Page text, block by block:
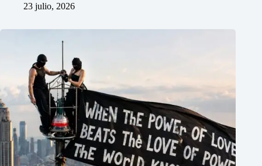
23 julio, 2026